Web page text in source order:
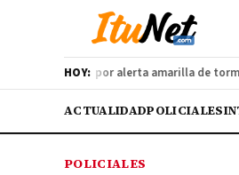
HOY:
protocolo por alerta amarilla de
ACTUALIDADPOLICIALES
POLICIALES